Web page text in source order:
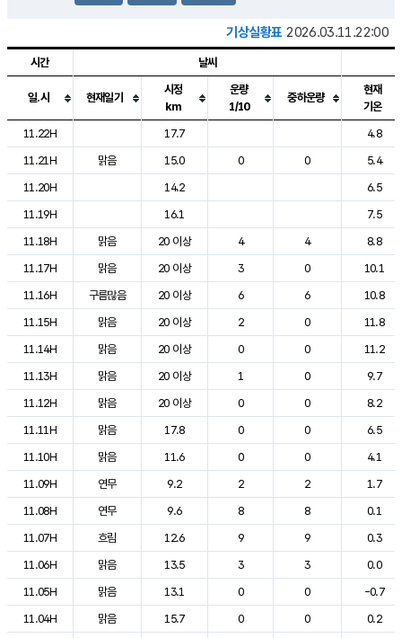
기상실황표 2026.03.11.22:00
도시별 기상실황표로 지점, 날씨, 기온, 강수, 바람, 기압등을 안내한 표입
시간 날씨
일.시 현재일기
시정
km
운량
1/10
중하운량
현재
기온
11.22H
17.7
4.8
11.21H
맑음 15.0 0 0
5.4
11.20H
14.2
6.5
11.19H
16.1
7.5
11.18H
맑음 20 이상 4 4
8.8
11.17H
맑음 20 이상 3 0
10.1
11.16H
구름많음 20 이상 6 6
10.8
11.15H
맑음 20 이상 2 0
11.8
11.14H
맑음 20 이상 0 0
11.2
11.13H
맑음 20 이상 1 0
9.7
11.12H
맑음 20 이상 0 0
8.2
11.11H
맑음 17.8 0 0
6.5
11.10H
맑음 11.6 0 0
4.1
11.09H
연무 9.2 2 2
1.7
11.08H
연무 9.6 8 8
0.1
11.07H
흐림 12.6 9 9
0.3
11.06H
맑음 13.5 3 3
0.0
11.05H
맑음 13.1 0 0
-0.7
11.04H
맑음 15.7 0 0
0.2